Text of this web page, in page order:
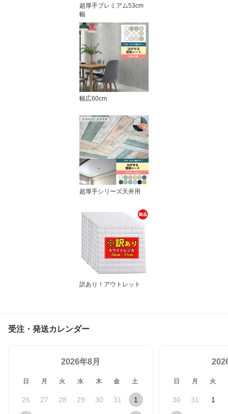
超厚手プレミアム53cm
幅
幅広60cm
超厚手シリーズ天井用
訳あり！アウトレット
受注・発送カレンダー
2026年8月
日 月 火 水 木 金 土
26 27 28 29 30 31 1
日 月 火
30 31 1